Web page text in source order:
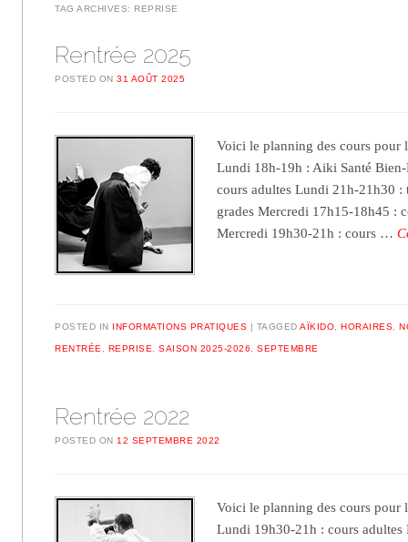
TAG ARCHIVES: REPRISE
Rentrée 2025
POSTED ON31 AOÛT 2025
Voici le planning des cours pour
Lundi 18h-19h : Aiki Santé
cours adultes Lundi 21h-21h30
grades Mercredi 17h15-18h45 :
Mercredi 19h30-21h : cours …
POSTED IN INFORMATIONS PRATIQUES TAGGEDAÏKIDO ,HORAIRES ,
RENTRÉE REPRISE ,SAISON 2025-2026 ,SEPTEMBRE
Rentrée 2022
POSTED ON 12 SEPTEMBRE 2022
Voici le planning des cours pour
Lundi 19h30-21h : cours